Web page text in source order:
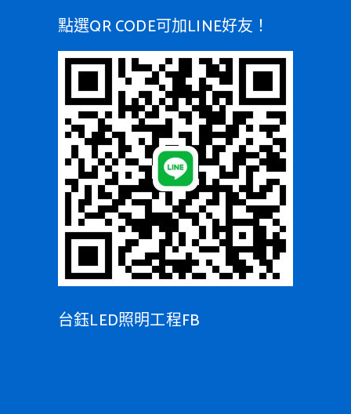
點選QR CODE可加LINE好友！
台鈺LED照明工程FB